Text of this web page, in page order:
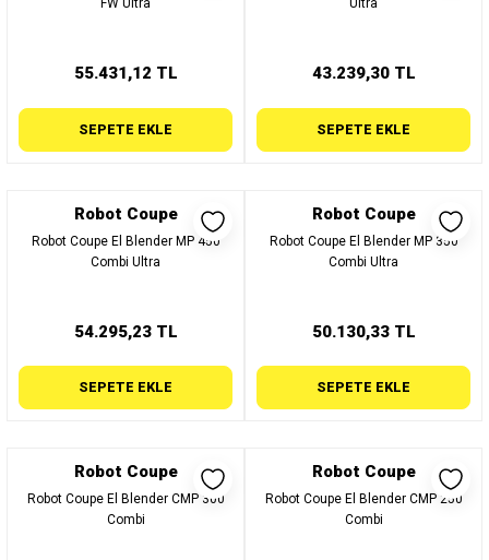
FW Ultra
55.431,12 TL
SEPETE EKLE
Ultra
43.239,30 TL
SEPETE EKLE
Robot Coupe
Robot Coupe El Blender MP 450
Combi Ultra
54.295,23 TL
SEPETE EKLE
Robot Coupe
Robot Coupe El Blender MP 350
Combi Ultra
50.130,33 TL
SEPETE EKLE
Robot Coupe
Robot Coupe El Blender CMP 300
Combi
Robot Coupe
Robot Coupe El Blender CMP 250
Combi